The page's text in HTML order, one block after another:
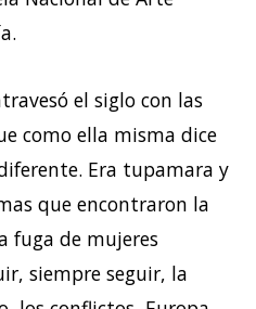
el siglo con las
como ella misma dice
Era tupamara y
que encontraron la
fuga de mujeres
siempre seguir, la